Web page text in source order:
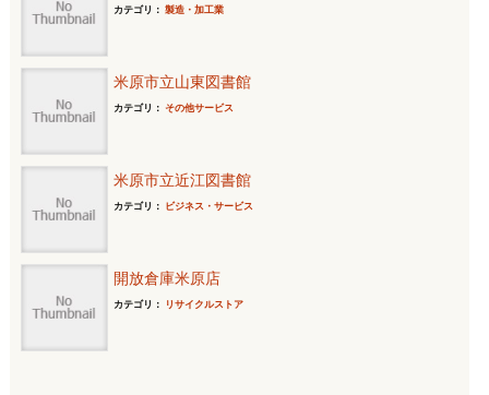
カテゴリ： 製造・加工業
米原市立山東図書館
カテゴリ： その他サービス
米原市立近江図書館
カテゴリ： ビジネス・サービス
開放倉庫米原店
カテゴリ： リサイクルストア